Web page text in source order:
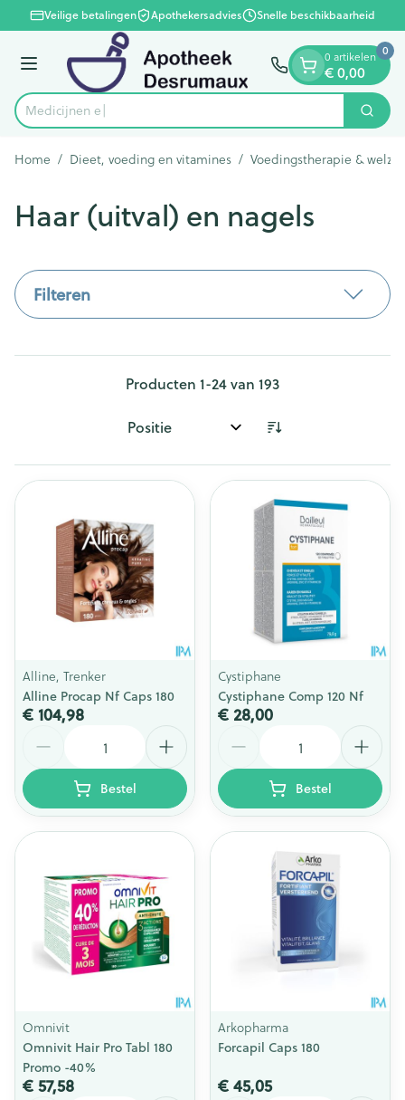
Ga naar de inhoud
1 van 1Veilige betalingen Apothekersadvies Snelle beschikbaarheid
Menu
Product, merk, categorie... Zoek
0 artikelen
€ 0,00
0
Home / Dieet, voeding en vitamines / Voedingstherapie &
Haar (uitval) en nagels
Filteren
Producten 1-24van 193
Sorteer op:
Alline, Trenker
Alline Procap Nf Caps 180
€ 104,98
Bestel
Cystiphane
Cystiphane Comp 120 Nf
€ 28,00
Bestel
Omnivit
Omnivit Hair Pro Tabl 180
Promo -40%
€ 57,58
Arkopharma
Forcapil Caps 180
€ 45,05